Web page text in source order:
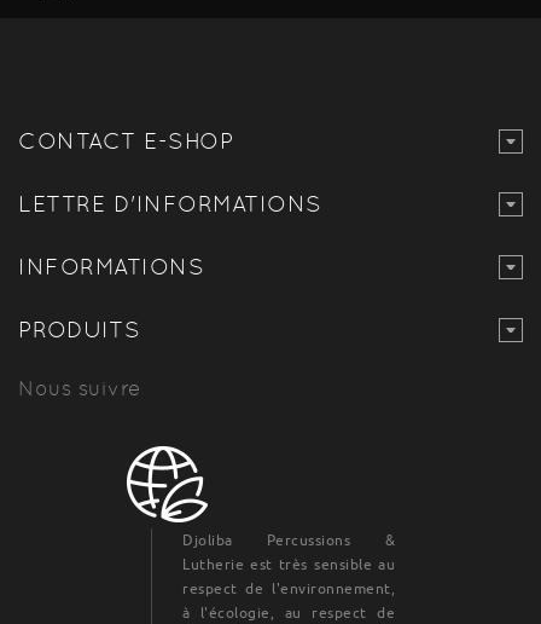
CONTACT E-SHOP
LETTRE D'INFORMATIONS
INFORMATIONS
PRODUITS
Nous suivre
Djoliba Percussions &
Lutherie est très sensible au
respect de l'environnement,
à l'écologie, au respect de